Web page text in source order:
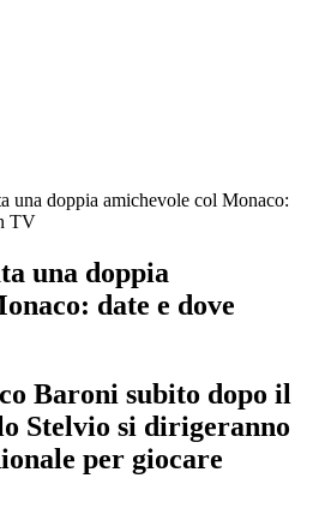
una doppia amichevole col Monaco:
TV
una doppia
date e dove
Baroni subito dopo il
Stelvio si dirigeranno
per giocare